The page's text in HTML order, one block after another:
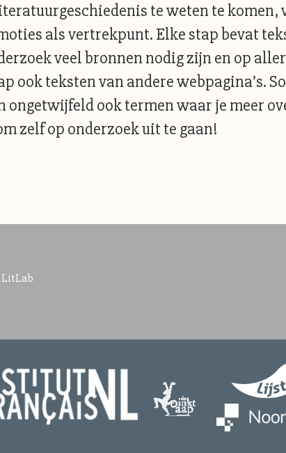
te weten te komen,
als vertrekpunt. Elke stap bevat
veel bronnen nodig zijn en op
teksten van andere webpagina’s.
ongetwijfeld ook termen waar je meer
zelf op onderzoek uit te gaan!
LitLab